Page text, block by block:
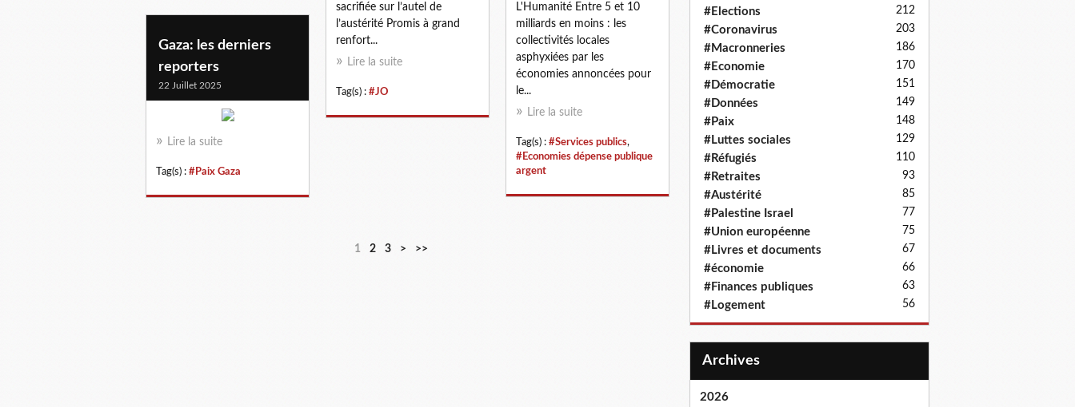
sacrifiée sur l’autel de
l’austérité Promis à grand
renfort...
Lire la suite
Tag(s) : #JO
L'Humanité Entre 5 et 10
milliards en moins : les
collectivités locales
asphyxiées par les
économies annoncées pour
le...
Lire la suite
Tag(s) : #Services publics,
#Economies dépense publique
argent
Gaza: les derniers
reporters
22 Juillet 2025
Lire la suite
Tag(s) : #Paix Gaza
1 2 3 > >>
#Elections 212
#Coronavirus 203
#Macronneries 186
#Economie 170
#Démocratie 151
#Données 149
#Paix 148
#Luttes sociales 129
#Réfugiés 110
#Retraites 93
#Austérité 85
#Palestine Israel 77
#Union européenne 75
#Livres et documents 67
#économie 66
#Finances publiques 63
#Logement 56
Archives
2026